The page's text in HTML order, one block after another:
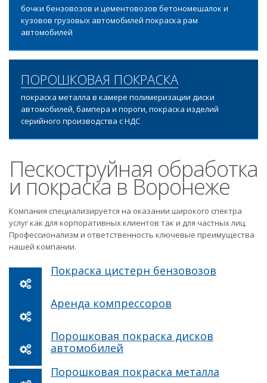
бочки бензовозов и цементовозов бетономешалок и
кузовов грузовых автомобилей покраска рам
автомобилей
ПОРОШКОВАЯ ПОКРАСКА
покраска металла в камере полимеризации диски
автомобилей, бампера и пороги, покраска изделий
серийного производства с НДС
Пескоструйная обработка
и покраска в Воронеже
Компания специализируется на оказании широкого спектра
услуг как для корпоративных клиентов так и для частных лиц.
Профессионализм и ответственность ключевые преимущества
нашей компании.
Покраска цистерн бензовозов
Аренда компрессоров
Порошковая покраска дисков
автомобилей
Порошковая покраска металла